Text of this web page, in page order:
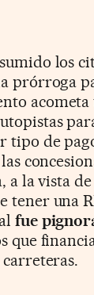
los
prórroga
acometa
tipo de
a la vista
tener una
fue
que